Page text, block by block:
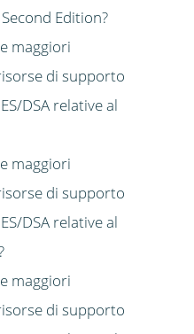
Edition?
maggiori
di supporto
DSA relative al
maggiori
di supporto
DSA relative al
maggiori
di supporto